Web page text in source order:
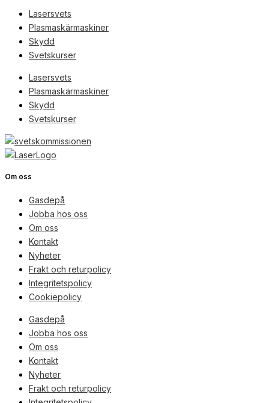
Lasersvets
Plasmaskärmaskiner
Skydd
Svetskurser
Lasersvets
Plasmaskärmaskiner
Skydd
Svetskurser
Om oss
Gasdepå
Jobba hos oss
Om oss
Kontakt
Nyheter
Frakt och returpolicy
Integritetspolicy
Cookiepolicy
Gasdepå
Jobba hos oss
Om oss
Kontakt
Nyheter
Frakt och returpolicy